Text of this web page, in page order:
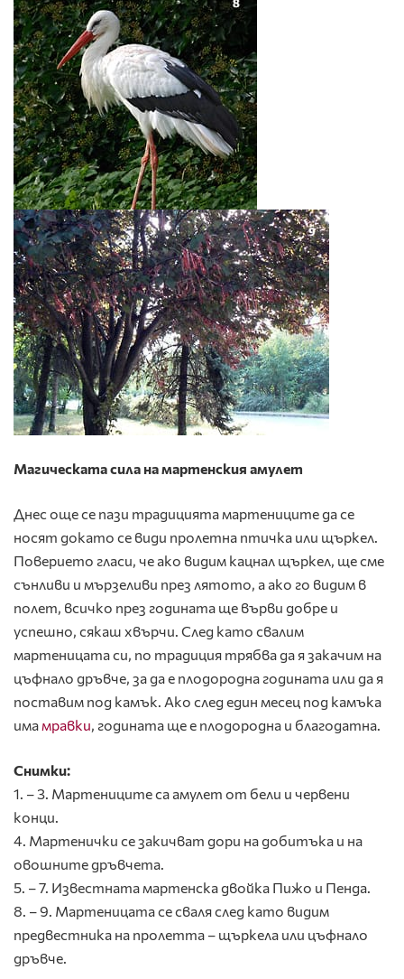
Магическата сила на мартенския амулет
Днес още се пази традицията мартениците да се
носят докато се види пролетна птичка или щъркел.
Поверието гласи, че ако видим кацнал щъркел, ще сме
сънливи и мързеливи през лятото, а ако го видим в
полет, всичко през годината ще върви добре и
успешно, сякаш хвърчи. След като свалим
мартеницата си, по традиция трябва да я закачим на
цъфнало дръвче, за да е плодородна годината или да я
поставим под камък. Ако след един месец под камъка
има мравки, годината ще е плодородна и благодатна.
Снимки:
1. – 3. Мартениците са амулет от бели и червени
конци.
4. Мартенички се закичват дори на добитъка и на
овошните дръвчета.
5. – 7. Известната мартенска двойка Пижо и Пенда.
8. – 9. Мартеницата се сваля след като видим
предвестника на пролетта – щъркела или цъфнало
дръвче.